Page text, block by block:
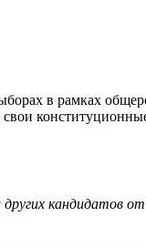
в рамках
свои
кандидатов